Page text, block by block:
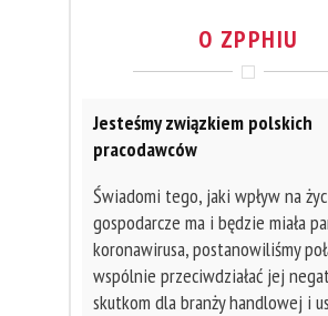
O ZPPHIU
Jesteśmy związkiem polskich
pracodawców
Świadomi tego, jaki wpływ na
gospodarcze ma i będzie miała
koronawirusa, postanowiliśmy
wspólnie przeciwdziałać jej
skutkom dla branży handlowej i